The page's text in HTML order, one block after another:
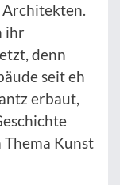
ihr
denn
seit eh
erbaut,
Kunst